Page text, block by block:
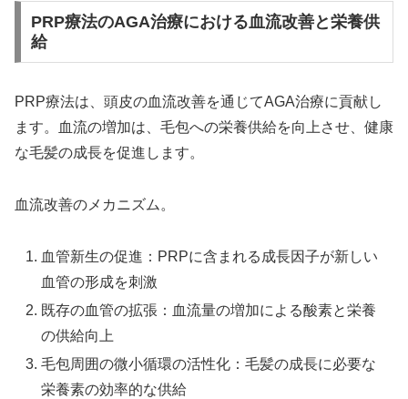
PRP療法のAGA治療における血流改善と栄養供
給
PRP療法は、頭皮の血流改善を通じてAGA治療に貢献し
ます。血流の増加は、毛包への栄養供給を向上させ、健康
な毛髪の成長を促進します。
血流改善のメカニズム。
血管新生の促進：PRPに含まれる成長因子が新しい
血管の形成を刺激
既存の血管の拡張：血流量の増加による酸素と栄養
の供給向上
毛包周囲の微小循環の活性化：毛髪の成長に必要な
栄養素の効率的な供給